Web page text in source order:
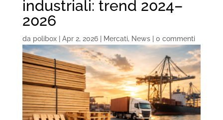
industriali: trend 2024–
2026
da polibox| Apr 2, 2026| Mercati, News| 0 commenti